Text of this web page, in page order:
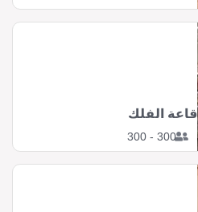
300 - 300
قاعة الفلك